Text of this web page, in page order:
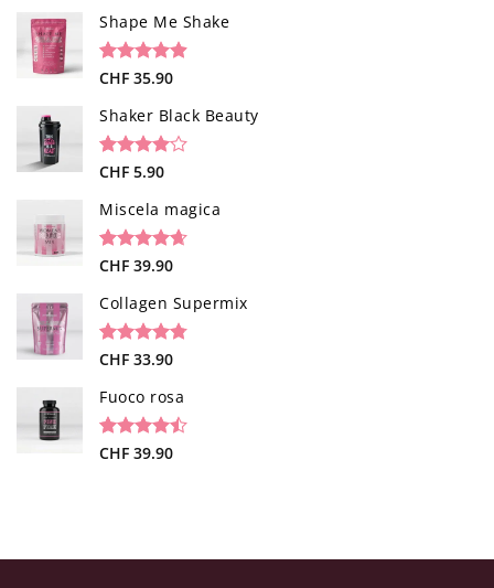
su base di
recensioni
Shape Me Shake
Valutato
su base di
40
CHF 35.90
Shaker Black Beauty
Valutato
5 su
1
recensioni
CHF 5.90
Miscela magica
Valutato
su base di
34
recensioni
CHF 39.90
Collagen Supermix
Valutato
su base di
26
CHF 33.90
Fuoco rosa
Valutato
19
CHF 39.90